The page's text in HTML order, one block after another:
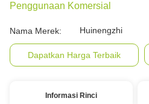
Penggunaan Komersial
Nama Merek: Huinengzhi
Dapatkan Harga Terbaik
Informasi Rinci